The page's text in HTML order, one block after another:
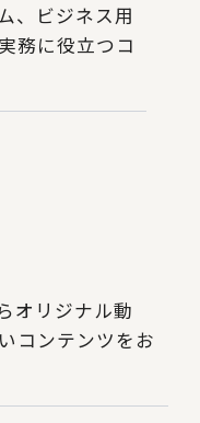
、ビジネス用
務に役立つコ
オリジナル動
コンテンツをお